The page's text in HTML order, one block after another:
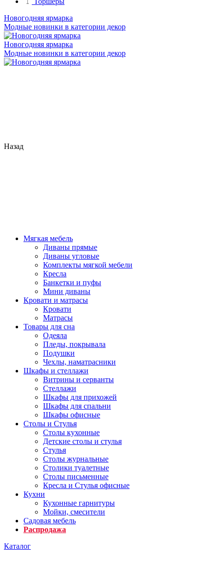
Новогодняя ярмарка
Модные новинки в категории декор
Новогодняя ярмарка
Модные новинки в категории декор
Назад
Мягкая мебель
Диваны прямые
Диваны угловые
Комплекты мягкой мебели
Кресла
Банкетки и пуфы
Мини диваны
Кровати и матрасы
Кровати
Матрасы
Товары для сна
Одеяла
Пледы, покрывала
Подушки
Чехлы, наматрасники
Шкафы и стеллажи
Витрины и серванты
Стеллажи
Шкафы для прихожей
Шкафы для спальни
Шкафы офисные
Столы и Стулья
Столы кухонные
Детские столы и стулья
Стулья
Столы журнальные
Столики туалетные
Столы письменные
Кресла и Стулья офисные
Кухни
Кухонные гарнитуры
Мойки, смесители
Садовая мебель
Распродажа
Каталог